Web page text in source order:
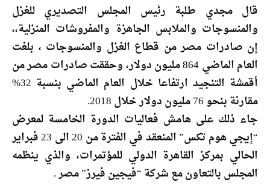
قال مجدي طلبة رئيس المجلس التصديري للغزل
والمنسوجات والملابس الجاهزة والمفروشات المنزلية،،
إن صادرات مصر من قطاع الغزل والمنسوجات ، بلغت
العام الماضي 864 مليون دولار، وحققت صادرات مصر من
أقمشة التنجيد ارتفاعا خلال العام الماضي بنسبة 32%
مقارنة بنحو 76 مليون دولار خلال 2018.
جاء ذلك على هامش فعاليات الدورة الخامسة لمعرض
“إيجي هوم تكس” المنعقد في الفترة من 20 الى 23 فبراير
الحالي بمركز القاهرة الدولي للمؤتمرات، والذي ينظمه
المجلس بالتعاون مع شركة “فيجين فيرز” مصر .